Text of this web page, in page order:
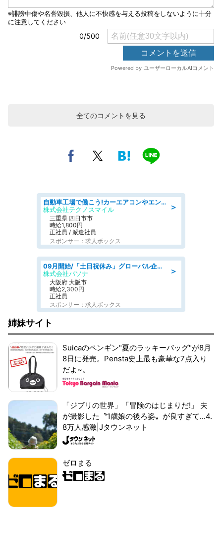
全てのコメントを見る
＞
自動車工場で働こう!カーエアコンやエンジンの製造・加工業務/寮完備 denso aichi
株式会社テクノスマイル
三重県 四日市市
時給1,800円
正社員 / 派遣社員
スポンサー：求人ボックス
＞
09月開始/「土日祝休み」グローバル企業での産業保健のお仕事/保健師/高時給/残業なし/服装自由
株式会社パソナ
大阪府 大阪市
時給2,300円
正社員
スポンサー：求人ボックス
姉妹サイト
Suicaのペンギン"夏のラッキーバッグ"が8月
8日に発売。Pensta史上最も豪華な7点入り
だよ~。
「ジブリの世界」「冒険のはじまりだ!」 夫
が撮影した〝1歳娘の後ろ姿〟が良すぎて...4.
8万人感激|Jタウンネット
ゼロまる